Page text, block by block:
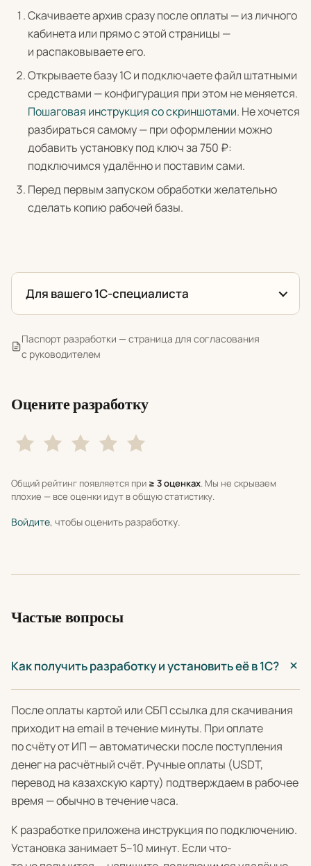
Скачиваете архив сразу после оплаты — из личного
кабинета или прямо с этой страницы —
и распаковываете его.
Открываете базу 1С и подключаете файл штатными
средствами — конфигурация при этом не меняется.
Пошаговая инструкция со скриншотами. Не хочется
разбираться самому — при оформлении можно
добавить установку под ключ за 750 ₽:
подключимся удалённо и поставим сами.
Перед первым запуском обработки желательно
сделать копию рабочей базы.
Для вашего 1С-специалиста
Паспорт разработки — страница для согласования
с руководителем
Оцените разработку
Общий рейтинг появляется при ≥ 3 оценках. Мы не скрываем
плохие — все оценки идут в общую статистику.
Войдите, чтобы оценить разработку.
Частые вопросы
Как получить разработку и установить её в 1С?
После оплаты картой или СБП ссылка для скачивания
приходит на email в течение минуты. При оплате
по счёту от ИП — автоматически после поступления
денег на расчётный счёт. Ручные оплаты (USDT,
перевод на казахскую карту) подтверждаем в рабочее
время — обычно в течение часа.
К разработке приложена инструкция по подключению.
Установка занимает 5–10 минут. Если что-